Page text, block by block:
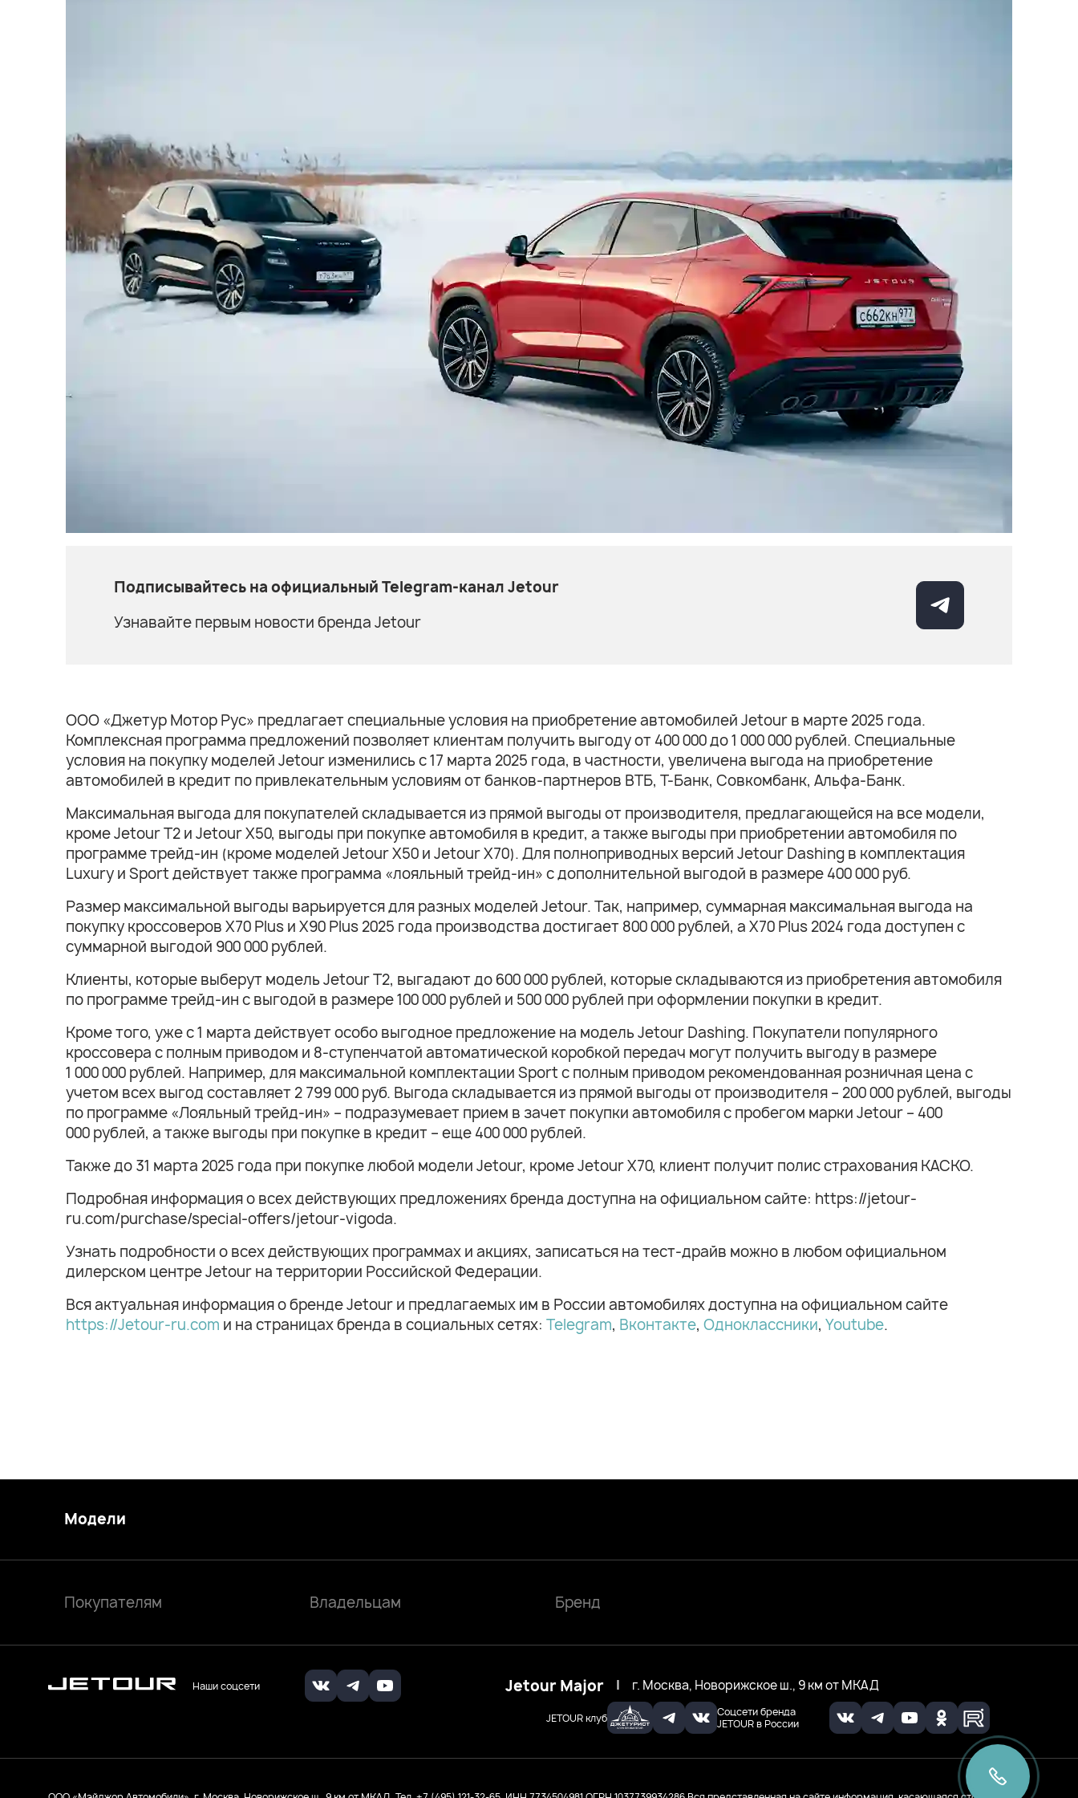
Подписывайтесь на официальный Telegram-канал Jetour
Узнавайте первым новости бренда Jetour
ООО «Джетур Мотор Рус» предлагает специальные условия на приобретение автомобилей Jetour в марте 2025 года.
Комплексная программа предложений позволяет клиентам получить выгоду от 400 000 до 1 000 000 рублей. Специальные
условия на покупку моделей Jetour изменились с 17 марта 2025 года, в частности, увеличена выгода на приобретение
автомобилей в кредит по привлекательным условиям от банков-партнеров ВТБ, T-Банк, Совкомбанк, Альфа-Банк.
Максимальная выгода для покупателей складывается из прямой выгоды от производителя, предлагающейся на все модели,
кроме Jetour T2 и Jetour X50, выгоды при покупке автомобиля в кредит, а также выгоды при приобретении автомобиля по
программе трейд-ин (кроме моделей Jetour X50 и Jetour X70). Для полноприводных версий Jetour Dashing в комплектация
Luxury и Sport действует также программа «лояльный трейд-ин» с дополнительной выгодой в размере 400 000 руб.
Размер максимальной выгоды варьируется для разных моделей Jetour. Так, например, суммарная максимальная выгода на
покупку кроссоверов X70 Plus и X90 Plus 2025 года производства достигает 800 000 рублей, а X70 Plus 2024 года доступен с
суммарной выгодой 900 000 рублей.
Клиенты, которые выберут модель Jetour T2, выгадают до 600 000 рублей, которые складываются из приобретения автомобиля
по программе трейд-ин с выгодой в размере 100 000 рублей и 500 000 рублей при оформлении покупки в кредит.
Кроме того, уже с 1 марта действует особо выгодное предложение на модель Jetour Dashing. Покупатели популярного
кроссовера с полным приводом и 8-ступенчатой автоматической коробкой передач могут получить выгоду в размере
1 000 000 рублей. Например, для максимальной комплектации Sport с полным приводом рекомендованная розничная цена с
учетом всех выгод составляет 2 799 000 руб. Выгода складывается из прямой выгоды от производителя – 200 000 рублей, выгоды
по программе «Лояльный трейд-ин» – подразумевает прием в зачет покупки автомобиля с пробегом марки Jetour – 400
000 рублей, а также выгоды при покупке в кредит – еще 400 000 рублей.
Также до 31 марта 2025 года при покупке любой модели Jetour, кроме Jetour X70, клиент получит полис страхования КАСКО.
Подробная информация о всех действующих предложениях бренда доступна на официальном сайте: https://jetour-
ru.com/purchase/special-offers/jetour-vigoda.
Узнать подробности о всех действующих программах и акциях, записаться на тест-драйв можно в любом официальном
дилерском центре Jetour на территории Российской Федерации.
Вся актуальная информация о бренде Jetour и предлагаемых им в России автомобилях доступна на официальном сайте
https://Jetour-ru.com и на страницах бренда в социальных сетях: Telegram, Вконтакте, Одноклассники, Youtube.
JETOUR клуб
Соцсети бренда
JETOUR в России
Наши соцсети Jetour Major | г. Москва, Новорижское ш., 9 км от МКАД
Модели
Покупателям Владельцам Бренд